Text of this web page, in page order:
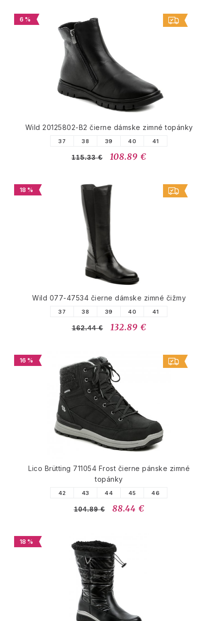
6 %
Wild 20125802-B2 čierne dámske zimné topánky
37 38 39 40 41
115.33 € 108.89 €
18 %
Wild 077-47534 čierne dámske zimné čižmy
37 38 39 40 41
162.44 € 132.89 €
16 %
Lico Brütting 711054 Frost čierne pánske zimné
topánky
42 43 44 45 46
104.89 € 88.44 €
18 %